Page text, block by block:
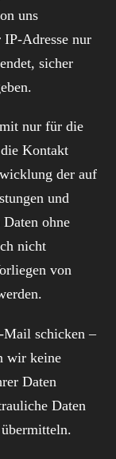
uns
Adresse nur
sicher
nur für die
Kontakt
der auf
und
ohne
nicht
von
Mail schicken –
wir keine
Daten
Daten